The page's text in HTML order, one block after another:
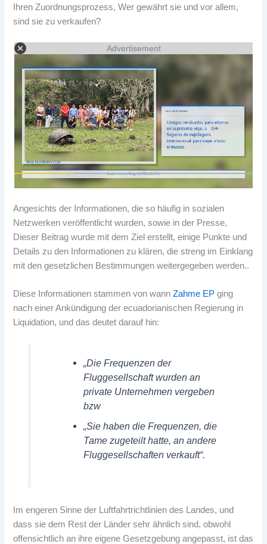
Ihren Zuordnungsprozess, Wer gewährt sie und vor allem,
sind sie zu verkaufen?
Advertisement
Angesichts der Informationen, die so häufig in sozialen
Netzwerken veröffentlicht wurden, sowie in der Presse,
Dieser Beitrag wurde mit dem Ziel erstellt, einige Punkte und
Details zu den Informationen zu klären, die streng im Einklang
mit den gesetzlichen Bestimmungen weitergegeben werden..
Diese Informationen stammen von wannZahme EP ging
nach einer Ankündigung der ecuadorianischen Regierung in
Liquidation, und das deutet darauf hin:
„Die Frequenzen der
Fluggesellschaft wurden an
private Unternehmen vergeben
bzw
„Sie haben die Frequenzen, die
Tame zugeteilt hatte, an andere
Fluggesellschaften verkauft“.
Im engeren Sinne der Luftfahrtrichtlinien des Landes, und
dass sie dem Rest der Länder sehr ähnlich sind, obwohl
offensichtlich an ihre eigene Gesetzgebung angepasst, ist das